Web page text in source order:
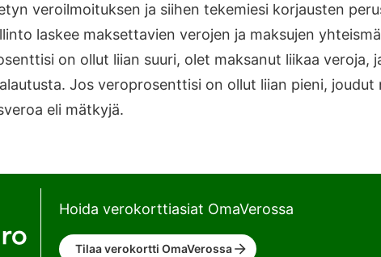
veroilmoituksen ja siihen tekemiesi korjausten
laskee maksettavien verojen ja maksujen
on ollut liian suuri, olet maksanut liikaa veroja,
Jos veroprosenttisi on ollut liian pieni, joudut
eli mätkyjä.
Hoida verokorttiasiat OmaVerossa
Tilaa verokortti OmaVerossa